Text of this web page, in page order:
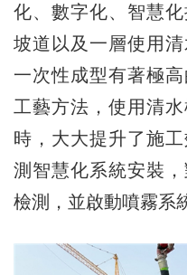
化、數字化、智慧
坡道以及一層使用
一次性成型有著極
工藝方法，使用清
時，大大提升了施
測智慧化系統安裝
檢測，並啟動噴霧系